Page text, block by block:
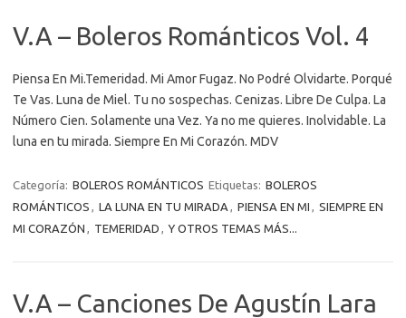
V.A – Boleros Románticos Vol. 4
Piensa En Mi.Temeridad. Mi Amor Fugaz. No Podré Olvidarte. Porqué
Te Vas. Luna de Miel. Tu no sospechas. Cenizas. Libre De Culpa. La
Número Cien. Solamente una Vez. Ya no me quieres. Inolvidable. La
luna en tu mirada. Siempre En Mi Corazón. MDV
Categoría: BOLEROS ROMÁNTICOS Etiquetas: BOLEROS
ROMÁNTICOS , LA LUNA EN TU MIRADA , PIENSA EN MI , SIEMPRE EN
MI CORAZÓN , TEMERIDAD , Y OTROS TEMAS MÁS...
V.A – Canciones De Agustín Lara